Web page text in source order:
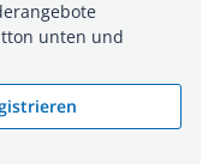
unten und